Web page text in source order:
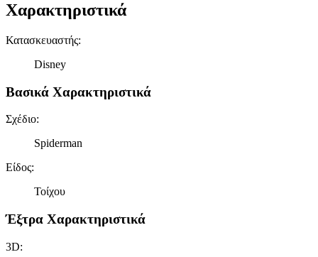
Χαρακτηριστικά
Κατασκευαστής:
Disney
Βασικά Χαρακτηριστικά
Σχέδιο:
Spiderman
Είδος:
Τοίχου
Έξτρα Χαρακτηριστικά
3D: